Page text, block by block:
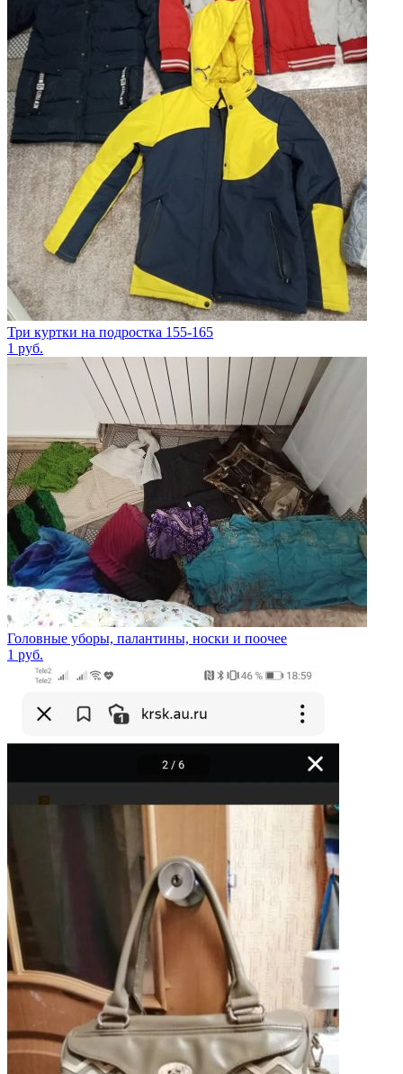
Три куртки на подростка 155-165
1 руб.
Головные уборы, палантины, носки и поочее
1 руб.